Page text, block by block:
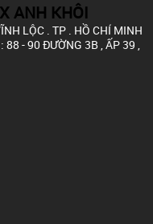
ANH KHÔI
LỘC . TP . HỒ CHÍ MINH
- 90 ĐƯỜNG 3B , ẤP 39 ,